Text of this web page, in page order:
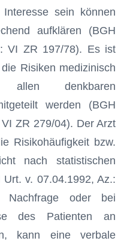
sein können
aufklären (BGH
VI ZR 197/78). Es ist
Risiken medizinisch
denkbaren
werden (BGH
ZR 279/04). Der Arzt
Risikohäufigkeit bzw.
nach statistischen
v. 07.04.1992, Az.:
oder bei
des Patienten an
kann eine verbale